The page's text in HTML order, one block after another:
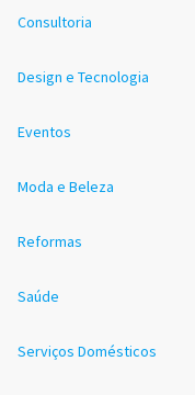
Consultoria
Design e Tecnologia
Eventos
Moda e Beleza
Reformas
Saúde
Serviços Domésticos